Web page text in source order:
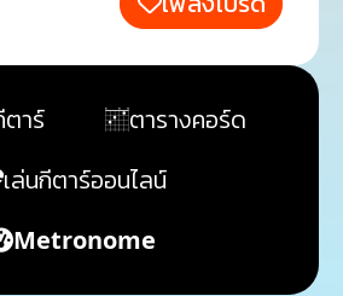
าร์
ตารางคอร์ด
เล่นกีตาร์ออนไลน์
Metronome